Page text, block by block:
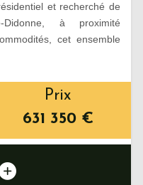
et recherché de
Didonne, à proximité
cet ensemble
Prix
631 350 €